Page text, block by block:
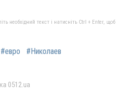
необхідний текст і натисніть Ctrl + Enter, щоб
#евро #Николаев
0512.ua